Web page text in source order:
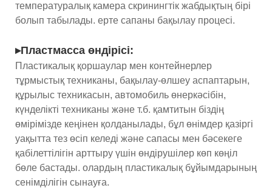
температуралық камера скринингтік жабдықтың бірі
болып табылады. ерте сапаны бақылау процесі.
▸Пластмасса өндірісі:
Пластикалық қоршаулар мен контейнерлер
тұрмыстық техниканы, бақылау-өлшеу аспаптарын,
құрылыс техникасын, автомобиль өнеркәсібін,
күнделікті техниканы және т.б. қамтитын біздің
өмірімізде кеңінен қолданылады, бұл өнімдер қазіргі
уақытта тез өсіп келеді және сапасы мен бәсекеге
қабілеттілігін арттыру үшін өндірушілер көп көңіл
бөле бастады. олардың пластикалық бұйымдарының
сенімділігін сынауға.